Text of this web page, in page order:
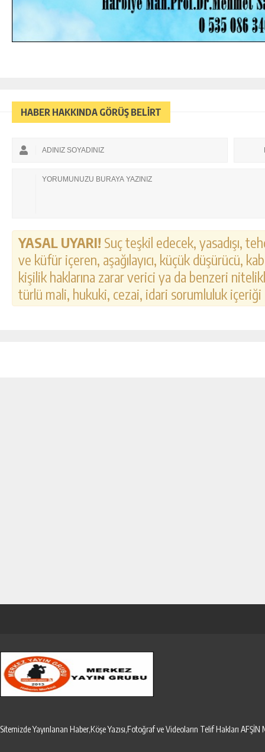
HABER HAKKINDA GÖRÜŞ BELİRT
YASAL UYARI! Suç teşkil edecek, yasadışı,
ve küfür içeren, aşağılayıcı, küçük düşürücü,
kişilik haklarına zarar verici ya da benzeri
türlü mali, hukuki, cezai, idari sorumluluk
Sitemizde Yayınlanan Haber,Köşe Yazısı,Fotoğraf ve Videoların Telif Hakları